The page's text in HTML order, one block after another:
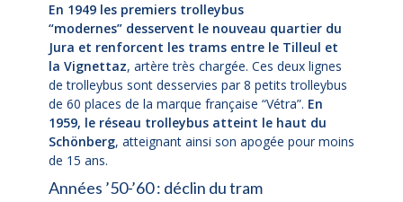
En 1949 les premiers trolleybus
“modernes” desservent le nouveau quartier du
Jura et renforcent les trams entre le Tilleul et
la Vignettaz, artère très chargée. Ces deux lignes
de trolleybus sont desservies par 8 petits trolleybus
de 60 places de la marque française “Vétra”. En
1959, le réseau trolleybus atteint le haut du
Schönberg, atteignant ainsi son apogée pour moins
de 15 ans.
Années ’50-’60 : déclin du tram